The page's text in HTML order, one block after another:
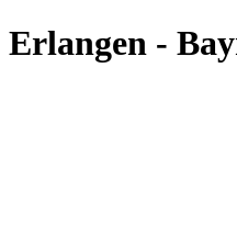
Erlangen -